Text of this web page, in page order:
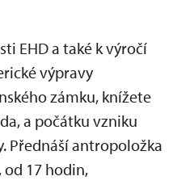
EHD a také k výročí
výpravy
zámku, knížete
a počátku vzniku
Přednáší antropoložka
od 17 hodin,